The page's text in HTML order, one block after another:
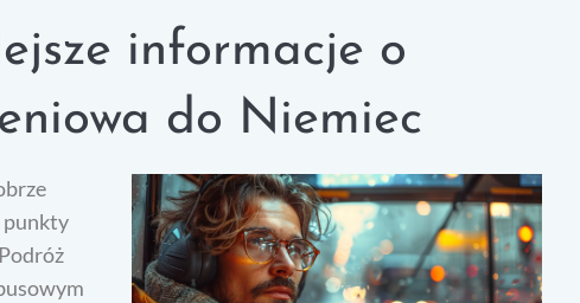
informacje o
do Niemiec
punkty